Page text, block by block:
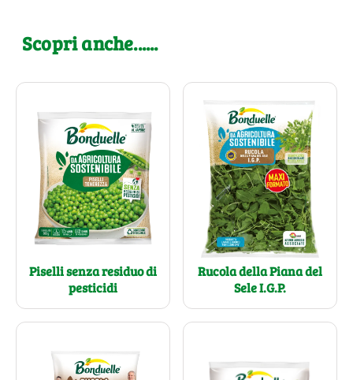
Scopri anche......
Piselli senza residuo di
pesticidi
Rucola della Piana del
Sele I.G.P.